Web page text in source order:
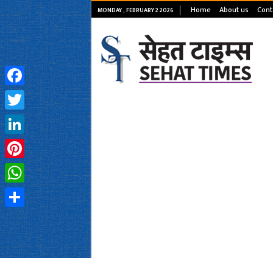
MONDAY , FEBRUARY 2 2026 Home About us
Facebook
Twitter
LinkedIn
Pinterest
WhatsApp
Share